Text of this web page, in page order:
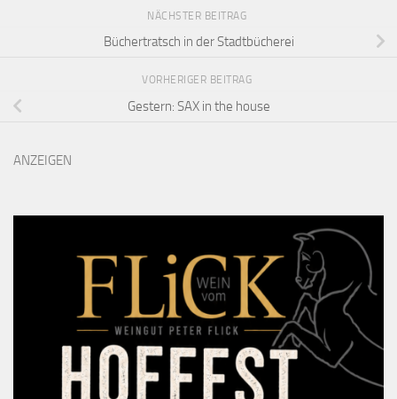
NÄCHSTER BEITRAG
Büchertratsch in der Stadtbücherei
VORHERIGER BEITRAG
Gestern: SAX in the house
ANZEIGEN